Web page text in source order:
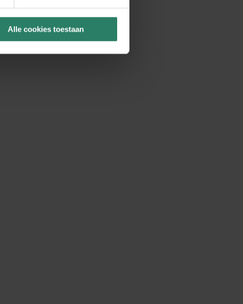
Alle cookies toestaan